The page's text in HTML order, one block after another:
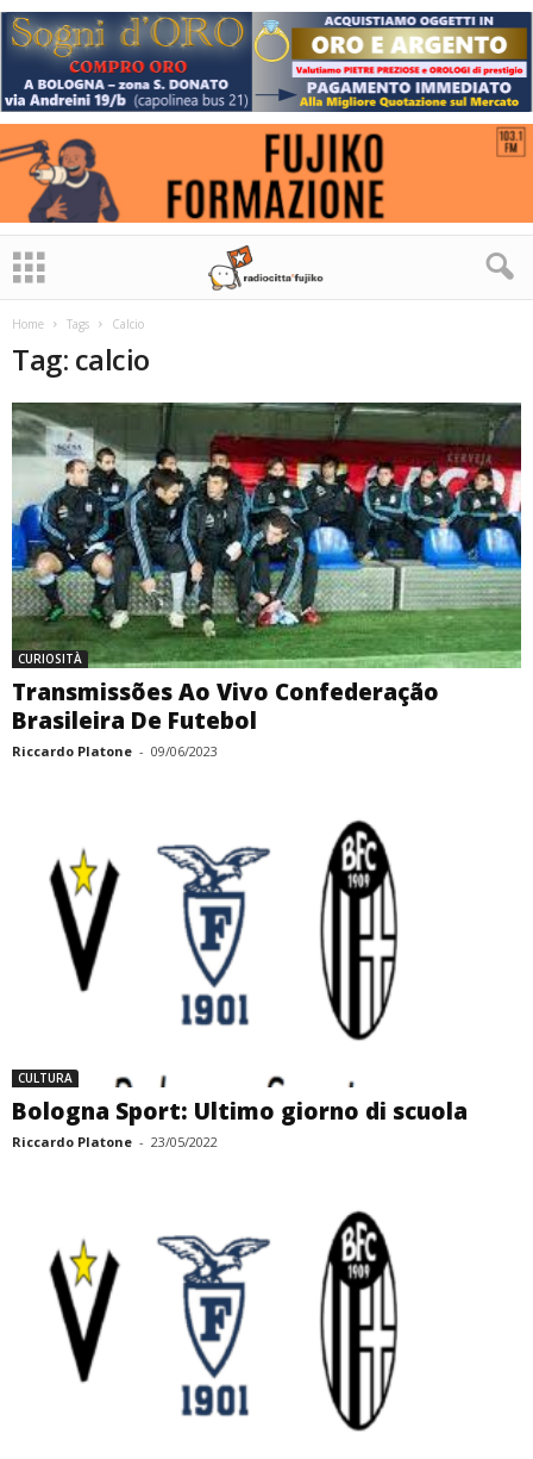
Home Tags Calcio
Tag: calcio
CURIOSITÀ
Transmissões Ao Vivo Confederação
Brasileira De Futebol
Riccardo Platone - 09/06/2023
CULTURA
Bologna Sport: Ultimo giorno di scuola
Riccardo Platone - 23/05/2022